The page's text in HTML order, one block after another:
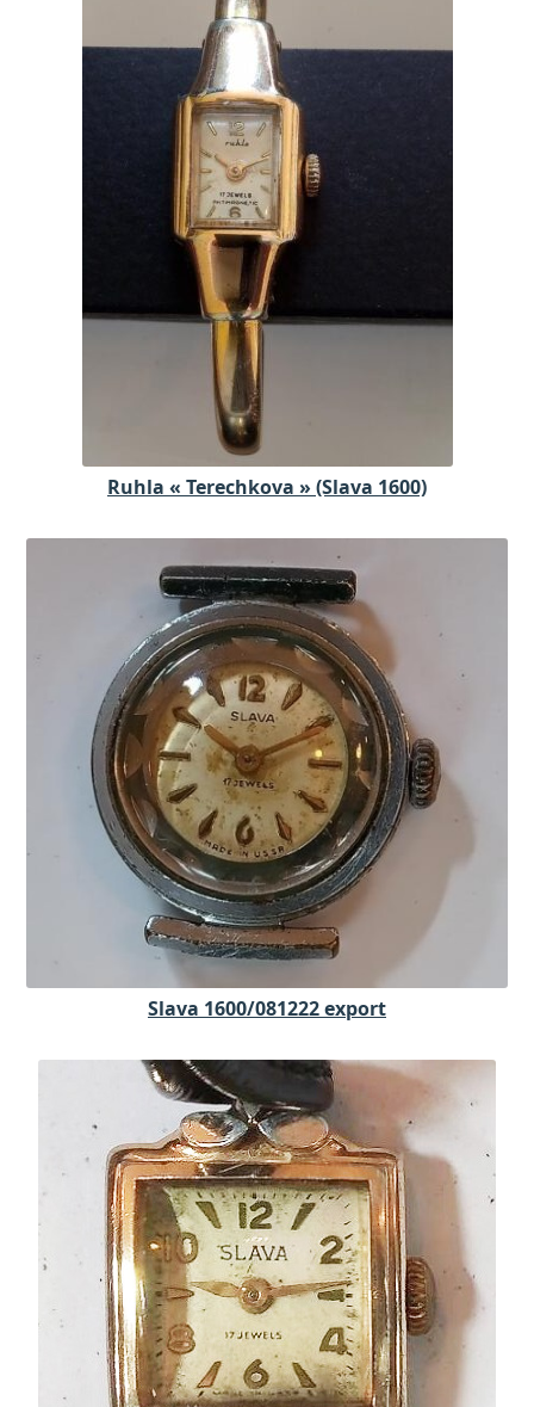
Ruhla « Terechkova » (Slava 1600)
Slava 1600/081222 export